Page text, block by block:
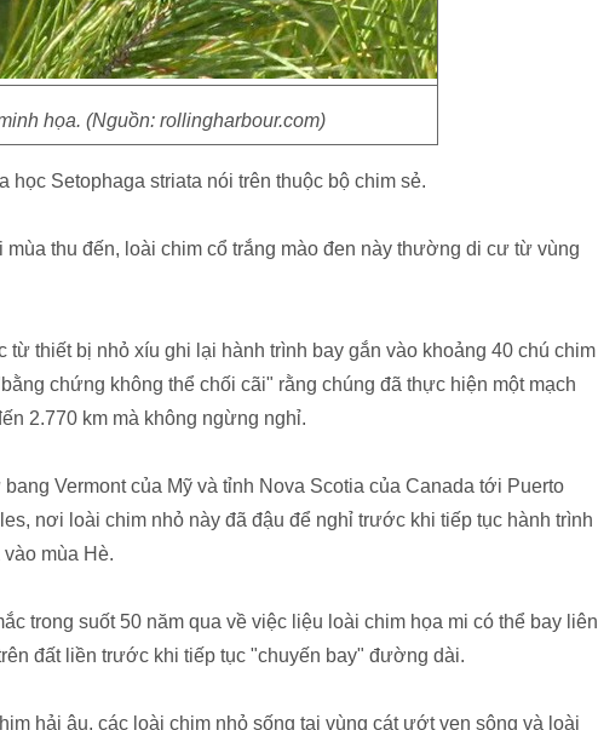
họa. (Nguồn: rollingharbour.com)
học Setophaga striata nói trên thuộc bộ chim sẻ.
thu đến, loài chim cổ trắng mào đen này thường di cư từ vùng
từ thiết bị nhỏ xíu ghi lại hành trình bay gắn vào khoảng 40 chú chim
chứng không thể chối cãi" rằng chúng đã thực hiện một mạch
2.770 km mà không ngừng nghỉ.
Vermont của Mỹ và tỉnh Nova Scotia của Canada tới Puerto
nơi loài chim nhỏ này đã đậu để nghỉ trước khi tiếp tục hành trình
mùa Hè.
trong suốt 50 năm qua về việc liệu loài chim họa mi có thể bay liên
đất liền trước khi tiếp tục "chuyến bay" đường dài.
hải âu, các loài chim nhỏ sống tại vùng cát ướt ven sông và loài